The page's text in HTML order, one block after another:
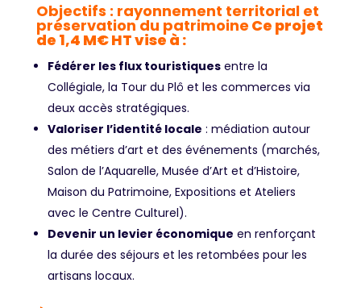
Objectifs : rayonnement territorial et
préservation du patrimoine Ce projet
de 1,4 M€ HT vise à :
Fédérer les flux touristiquesentre la
Collégiale, la Tour du Plô et les commerces via
deux accès stratégiques.
Valoriser l’identité locale : médiation autour
des métiers d’art et des événements (marchés,
Salon de l’Aquarelle, Musée d’Art et d’Histoire,
Maison du Patrimoine, Expositions et Ateliers
avec le Centre Culturel).
Devenir un levier économique en renforçant
la durée des séjours et les retombées pour les
artisans locaux.